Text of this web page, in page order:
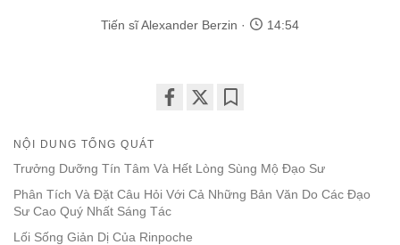
Tiến sĩ Alexander Berzin 14:54
facebook
NỘI DUNG TỔNG QUÁT
Trưởng Dưỡng Tín Tâm Và Hết Lòng Sùng Mộ Đạo Sư
Phân Tích Và Đặt Câu Hỏi Với Cả Những Bản Văn Do Các Đạo
Sư Cao Quý Nhất Sáng Tác
Lối Sống Giản Dị Của Rinpoche